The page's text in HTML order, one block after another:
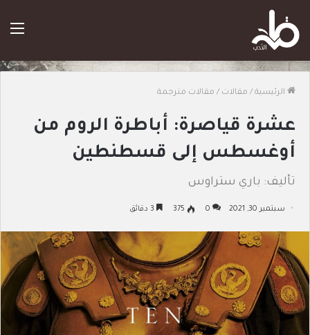
الرئيسية / مقالات / مقالات مترجمة
عشرة قياصرة: أباطرة الروم من
أوغسطس إلى قسطنطين
تأليف: باري ستراوس
سبتمبر 30, 2021 0
375